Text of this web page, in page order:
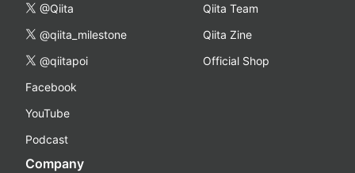
@Qiita
@qiita_milestone
@qiitapoi
Facebook
YouTube
Podcast
Qiita Team
Qiita Zine
Official Shop
Company